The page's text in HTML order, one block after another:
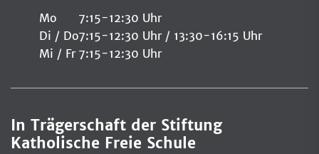
Mo
7:15-12:30 Uhr
Di / Do7:15-12:30 Uhr / 13:30-16:15 Uhr
Mi / Fr 7:15-12:30 Uhr
In Trägerschaft der Stiftung
Katholische Freie Schule